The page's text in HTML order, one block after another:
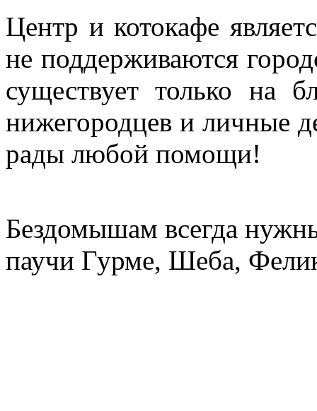
Центр и котокафе
не поддерживаются
существует только на
нижегородцев и личные
рады любой помощи!
Бездомышам всегда
паучи Гурме, Шеба,